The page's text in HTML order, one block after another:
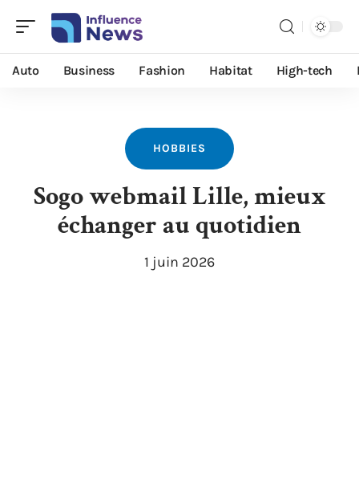
Auto Business Fashion Habitat High-tech
HOBBIES
Sogo webmail Lille, mieux
échanger au quotidien
1 juin 2026